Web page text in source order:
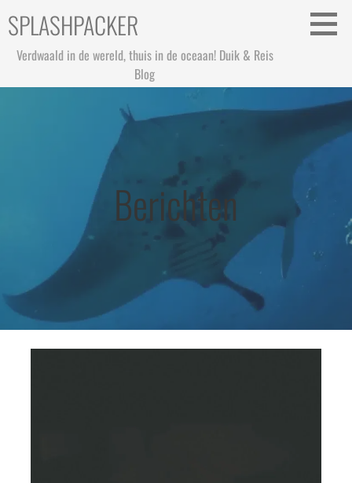
naar
inhoud
SPLASHPACKER
Verdwaald in de wereld, thuis in de oceaan! Duik & Reis
Blog
Berichten